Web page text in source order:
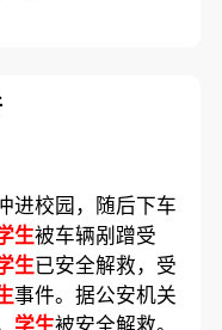
进校园，随后下车
生被车辆剐蹭受
生已安全解救，受
事件。据公安机关
学生被安全解救。